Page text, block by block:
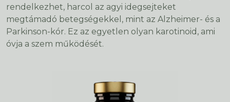
rendelkezhet, harcol az agyi idegsejteket
megtámadó betegségekkel, mint az Alzheimer- és a
Parkinson-kór. Ez az egyetlen olyan karotinoid, ami
óvja a szem működését.